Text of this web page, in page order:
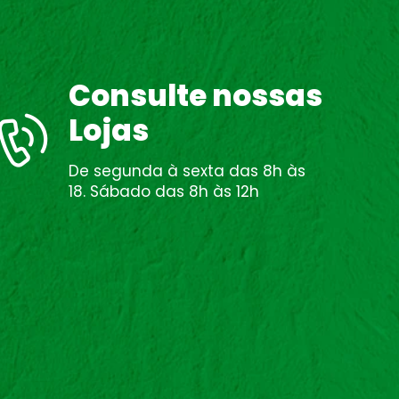
Consulte nossas
Lojas
De segunda à sexta das 8h às
18. Sábado das 8h às 12h